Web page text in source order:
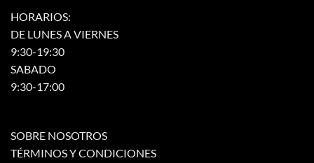
HORARIOS:
DE LUNES A VIERNES
9:30-19:30
SABADO
9:30-17:00
SOBRE NOSOTROS
TÉRMINOS Y CONDICIONES